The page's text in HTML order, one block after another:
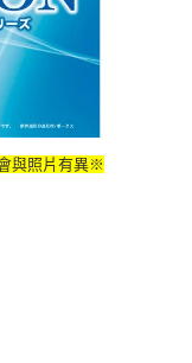
與照片有異※